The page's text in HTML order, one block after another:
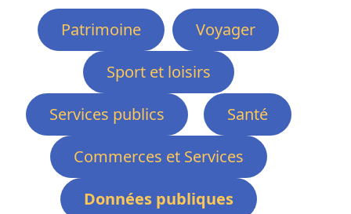
Patrimoine
Voyager
Sport et loisirs
Services publics
Santé
Commerces et Services
Données publiques